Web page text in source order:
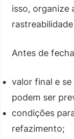
isso, organize
Antes de
valor final e
podem ser
condições
refazimento;